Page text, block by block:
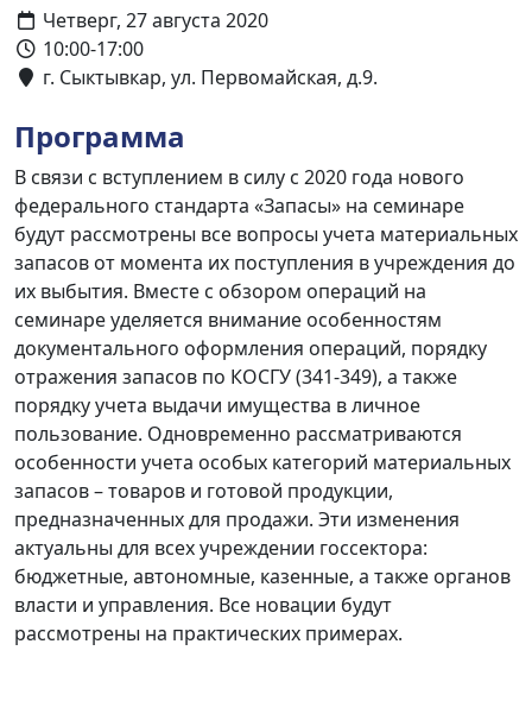
Четверг, 27 августа 2020
10:00-17:00
г. Сыктывкар, ул. Первомайская, д.9.
Программа
В связи с вступлением в силу с 2020 года нового
федерального стандарта «Запасы» на семинаре
будут рассмотрены все вопросы учета материальных
запасов от момента их поступления в учреждения до
их выбытия. Вместе с обзором операций на
семинаре уделяется внимание особенностям
документального оформления операций, порядку
отражения запасов по КОСГУ (341-349), а также
порядку учета выдачи имущества в личное
пользование. Одновременно рассматриваются
особенности учета особых категорий материальных
запасов – товаров и готовой продукции,
предназначенных для продажи. Эти изменения
актуальны для всех учреждении госсектора:
бюджетные, автономные, казенные, а также органов
власти и управления. Все новации будут
рассмотрены на практических примерах.